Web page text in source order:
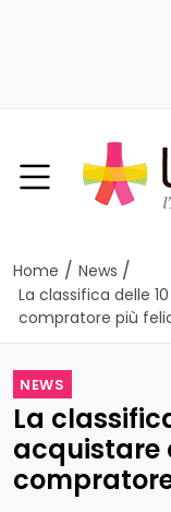
Home / News /
La classifica delle
compratore più
NEWS
La
acquistare